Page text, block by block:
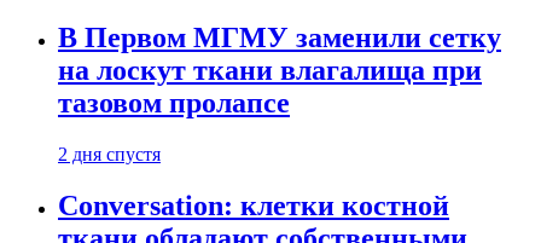
В Первом МГМУ заменили сетку
на лоскут ткани влагалища при
тазовом пролапсе
2 дня спустя
Conversation: клетки костной